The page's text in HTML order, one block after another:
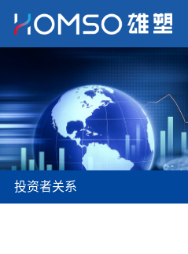
关于雄塑
产品中心
品牌服务
投资者关系